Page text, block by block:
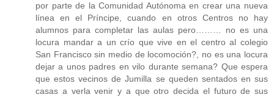
por parte de la Comunidad Autónoma en crear una nueva
línea en el Príncipe, cuando en otros Centros no hay
alumnos para completar las aulas pero……… no es una
locura mandar a un crío que vive en el centro al colegio
San Francisco sin medio de locomoción?, no es una locura
dejar a unos padres en vilo durante semana? Que espera
que estos vecinos de Jumilla se queden sentados en sus
casas a verla venir y a que otro decida el futuro de sus